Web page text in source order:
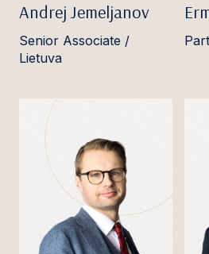
Andrej Jemeljanov
Senior Associate /
Lietuva